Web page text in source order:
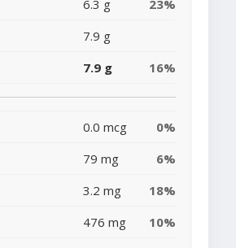
6.3 g
23%
7.9 g
7.9 g 16%
0.0 mcg
0%
79 mg
6%
3.2 mg
18%
476 mg 10%